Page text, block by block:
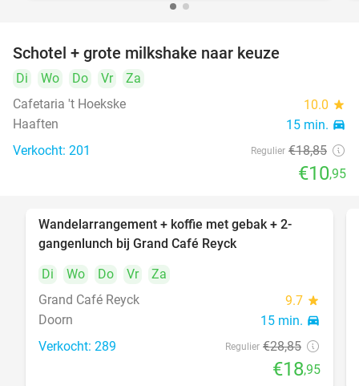
Schotel + grote milkshake naar keuze
Di Wo Do Vr
Za
Cafetaria 't Hoekske
10.0 star
Haaften 15 min. directions_car
Verkocht: 201 Regulier €18,85
€10,95
Wandelarrangement + koffie met gebak + 2-
gangenlunch bij Grand Café Reyck
Di
Wo Do Vr
Za
Grand Café Reyck
9.7 star
Doorn 15 min. directions_car
Verkocht: 289 Regulier €28,85
€18,95